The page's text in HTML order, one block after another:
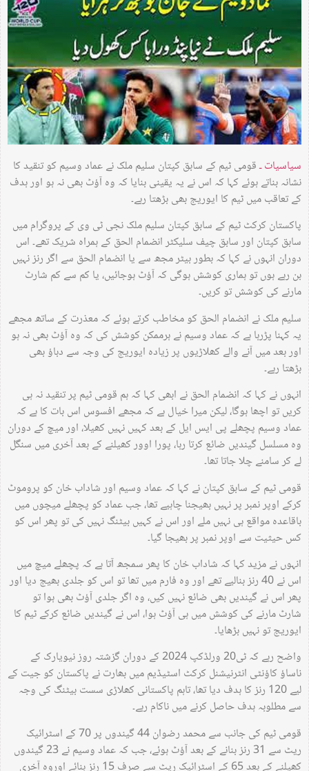
سیاسیات ـقومی ٹیم کے سابق کپتان سلیم ملک نے عماد وسیم کو تنقید کا
نشانہ بناتے ہوئے کہا کہ اس نے یہ یقینی بنایا کہ وہ آؤٹ بھی نہ ہو اور ہدف
کے تعاقب میں ٹیم کا ایوریج بھی بڑھتا رہے۔
پاکستان کرکٹ ٹیم کے سابق کپتان سلیم ملک نجی ٹی وی کے پروگرام میں
سابق کپتان اور سابق چیف سلیکٹر انضمام الحق کے ہمراہ شریک تھے۔ اس
دوران انہوں نے کہا کہ بطور بیٹر مجھ سے یا انضمام الحق سے اگر رنز نہیں
بن رہے ہوں تو ہماری کوشش ہوگی کہ آؤٹ ہوجائیں، یا کم سے کم شارٹ
مارنے کی کوشش تو کریں۔
سلیم ملک نے انضمام الحق کو مخاطب کرتے ہوئے کہ معذرت کے ساتھ مجھے
یہ کہنا پڑرہا ہے کہ عماد وسیم نے ہرممکن کوشش کی کہ وہ آؤٹ بھی نہ ہو
اور بعد میں آنے والے کھلاڑیوں پر زیادہ ایوریج کی وجہ سے دباؤ بھی
بڑھتا رہے۔
انہوں نے کہا کہ انضمام الحق نے ابھی کہا کہ ہم قومی ٹیم پر تنقید نہ ہی
کریں تو اچھا ہوگا، لیکن میرا خیال ہے کہ مجھے افسوس اس بات کا ہے کہ
عماد وسیم پچھلے پی ایس ایل کے بعد کہیں نہیں کھیلا، اور میچ کے دوران
وہ مسلسل گیندیں ضائع کرتا رہا، پورا اوور کھیلنے کے بعد آخری میں سنگل
لے کر سامنے چلا جاتا تھا۔
قومی ٹیم کے سابق کپتان نے کہا کہ عماد وسیم اور شاداب خان کو پروموٹ
کرکے اوپر نمبر پر نہیں بھیجنا چاہیے تھا، جب عماد کو پچھلے میچوں میں
باقاعدہ مواقع ہی نہیں ملے اور اس نے کہیں بیٹنگ نہیں کی تو پھر اس کو
کس حیثیت سے اوپر نمبر پر بھیجا گیا۔
انہوں نے مزید کہا کہ شاداب خان کا پھر سمجھ آتا ہے کہ پچھلے میچ میں
اس نے 40 رنز بنالیے تھے اور وہ فارم میں تھا تو اس کو جلدی بھیج دیا اور
پھر اس نے گیندیں بھی ضائع نہیں کیں، وہ اگر جلدی آؤٹ بھی ہوا تو
شارٹ مارنے کی کوشش میں ہی آؤٹ ہوا، اس نے گیندیں ضائع کرکے ٹیم کا
ایوریج تو نہیں بڑھایا۔
واضح رہے کہ ٹی20 ورلڈکپ 2024 کے دوران گزشتہ روز نیویارک کے
ناساؤ کاؤنٹی انٹرنیشنل کرکٹ اسٹیڈیم میں بھارت نے پاکستان کو جیت کے
لیے 120 رنز کا ہدف دیا تھا، تاہم پاکستانی کھلاڑی سست بیٹنگ کی وجہ
سے مطلوبہ ہدف حاصل کرنے میں ناکام رہے۔
قومی ٹیم کی جانب سے محمد رضوان 44 گیندوں پر 70 کے اسٹرائیک
ریٹ سے 31 رنز بنانے کے بعد آؤٹ ہوئے، جب کہ عماد وسیم نے 23 گیندوں
کھیلنے کے بعد 65 کے اسٹرائیک ریٹ سے صرف 15 رنز بنائے اوروہ آخری